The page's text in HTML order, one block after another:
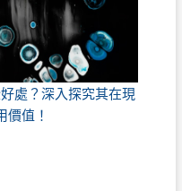
處？深入探究其在現
價值！